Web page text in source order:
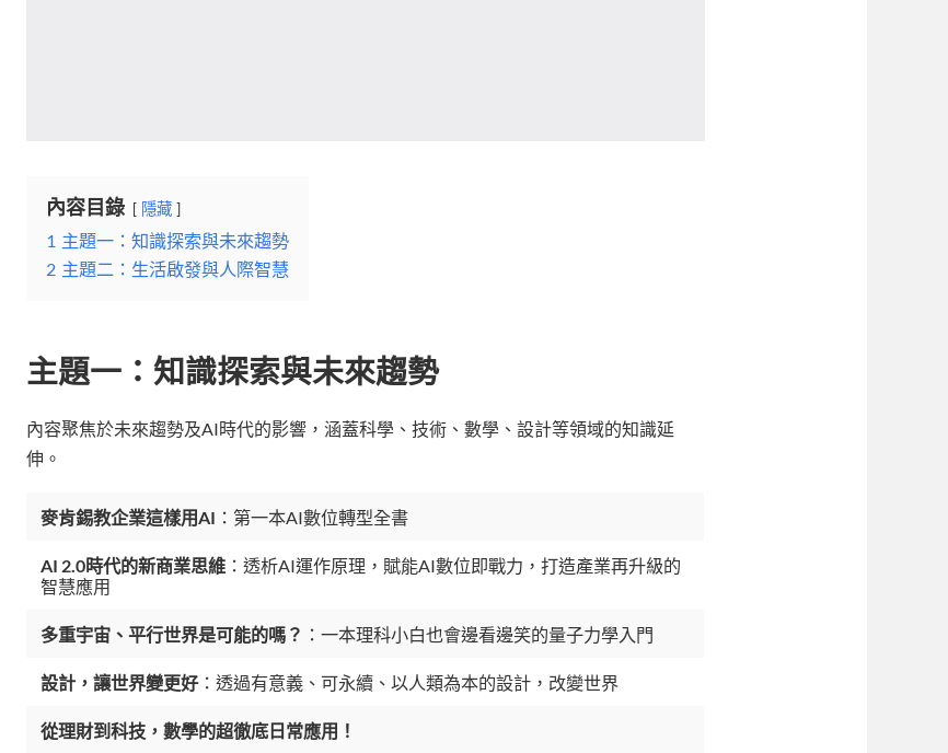
內容目錄 隱藏
1 主題一：知識探索與未來趨勢
2 主題二：生活啟發與人際智慧
主題一： 知識探索與未來趨勢
內容聚焦於未來趨勢及AI時代的影響，涵蓋科學、技術、數學、設計等領域的知識延
伸。
麥肯錫教企業這樣用AI ：第一本AI數位轉型全書
AI 2.0時代的新商業思維 ：透析AI運作原理，賦能AI數位即戰力，打造產業再升級的
智慧應用
多重宇宙、平行世界是可能的嗎？ ：一本理科小白也會邊看邊笑的量子力學入門
設計，讓世界變更好：透過有意義、可永續、以人類為本的設計，改變世界
從理財到科技，數學的超徹底日常應用！